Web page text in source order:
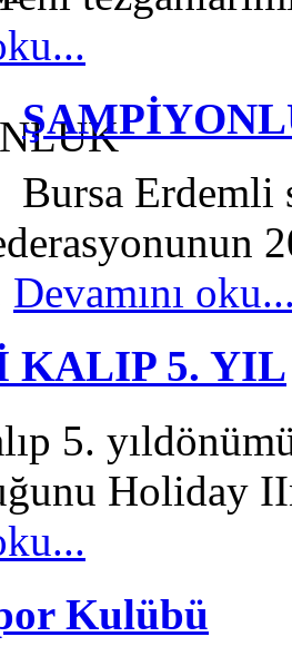
Bursa Erdemli
Devamını
KALIP 5. YIL
5.
Holiday
Kulübü